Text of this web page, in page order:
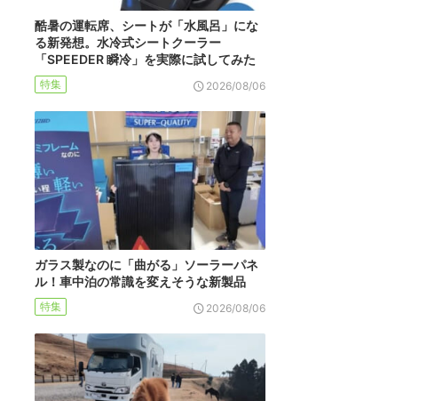
酷暑の運転席、シートが「水風呂」にな
る新発想。水冷式シートクーラー
「SPEEDER 瞬冷」を実際に試してみた
特集 2026/08/06
ガラス製なのに「曲がる」ソーラーパネ
ル！車中泊の常識を変えそうな新製品
特集 2026/08/06